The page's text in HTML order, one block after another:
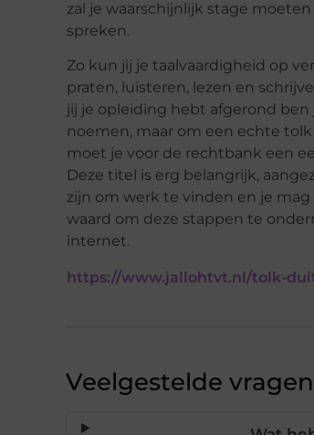
zal je waarschijnlijk stage
spreken.
Zo kun jij je taalvaardigheid op
praten, luisteren, lezen en
jij je opleiding hebt afgerond
noemen, maar om een echte
moet je voor de rechtbank een
Deze titel is erg belangrijk,
zijn om werk te vinden en je
waard om deze stappen te
internet.
https://www.jallohtvt.nl/tolk-
Veelgestelde vragen